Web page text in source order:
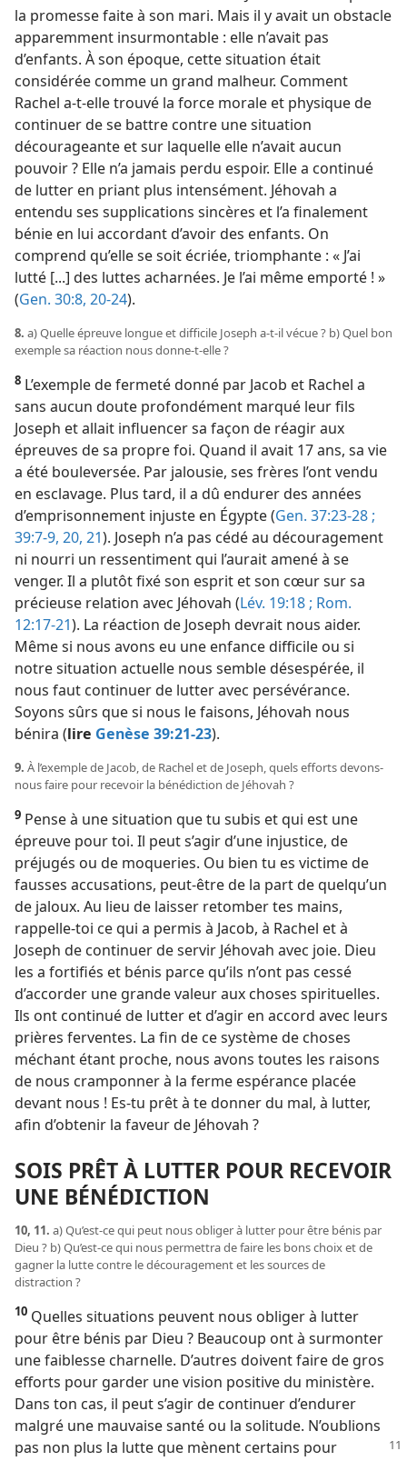
la promesse faite à son mari. Mais il y avait un obstacle
apparemment insurmontable : elle n’avait pas
d’enfants. À son époque, cette situation était
considérée comme un grand malheur. Comment
Rachel a-​t-​elle trouvé la force morale et physique de
continuer de se battre contre une situation
décourageante et sur laquelle elle n’avait aucun
pouvoir ? Elle n’a jamais perdu espoir. Elle a continué
de lutter en priant plus intensément. Jéhovah a
entendu ses supplications sincères et l’a finalement
bénie en lui accordant d’avoir des enfants. On
comprend qu’elle se soit écriée, triomphante : « J’ai
lutté [...] des luttes acharnées. Je l’ai même emporté ! »
(Gen. 30:8, 20-24).
8. a) Quelle épreuve longue et difficile Joseph a-​t-​il vécue ? b) Quel bon
exemple sa réaction nous donne-​t-​elle ?
8 L’exemple de fermeté donné par Jacob et Rachel a
sans aucun doute profondément marqué leur fils
Joseph et allait influencer sa façon de réagir aux
épreuves de sa propre foi. Quand il avait 17 ans, sa vie
a été bouleversée. Par jalousie, ses frères l’ont vendu
en esclavage. Plus tard, il a dû endurer des années
d’emprisonnement injuste en Égypte (Gen. 37:23-28 ;
39:7-9, 20, 21). Joseph n’a pas cédé au découragement
ni nourri un ressentiment qui l’aurait amené à se
venger. Il a plutôt fixé son esprit et son cœur sur sa
précieuse relation avec Jéhovah (Lév. 19:18 ; Rom.
12:17-21). La réaction de Joseph devrait nous aider.
Même si nous avons eu une enfance difficile ou si
notre situation actuelle nous semble désespérée, il
nous faut continuer de lutter avec persévérance.
Soyons sûrs que si nous le faisons, Jéhovah nous
bénira (lire Genèse 39:21-23).
9. À l’exemple de Jacob, de Rachel et de Joseph, quels efforts devons-​
nous faire pour recevoir la bénédiction de Jéhovah ?
9 Pense à une situation que tu subis et qui est une
épreuve pour toi. Il peut s’agir d’une injustice, de
préjugés ou de moqueries. Ou bien tu es victime de
fausses accusations, peut-être de la part de quelqu’un
de jaloux. Au lieu de laisser retomber tes mains,
rappelle-​toi ce qui a permis à Jacob, à Rachel et à
Joseph de continuer de servir Jéhovah avec joie. Dieu
les a fortifiés et bénis parce qu’ils n’ont pas cessé
d’accorder une grande valeur aux choses spirituelles.
Ils ont continué de lutter et d’agir en accord avec leurs
prières ferventes. La fin de ce système de choses
méchant étant proche, nous avons toutes les raisons
de nous cramponner à la ferme espérance placée
devant nous ! Es-​tu prêt à te donner du mal, à lutter,
afin d’obtenir la faveur de Jéhovah ?
SOIS PRÊT À LUTTER POUR RECEVOIR
UNE BÉNÉDICTION
10, 11. a) Qu’est-​ce qui peut nous obliger à lutter pour être bénis par
Dieu ? b) Qu’est-​ce qui nous permettra de faire les bons choix et de
gagner la lutte contre le découragement et les sources de
distraction ?
10 Quelles situations peuvent nous obliger à lutter
pour être bénis par Dieu ? Beaucoup ont à surmonter
une faiblesse charnelle. D’autres doivent faire de gros
efforts pour garder une vision positive du ministère.
Dans ton cas, il peut s’agir de continuer d’endurer
malgré une mauvaise santé ou la solitude. N’oublions
pas non plus la lutte que mènent certains pour